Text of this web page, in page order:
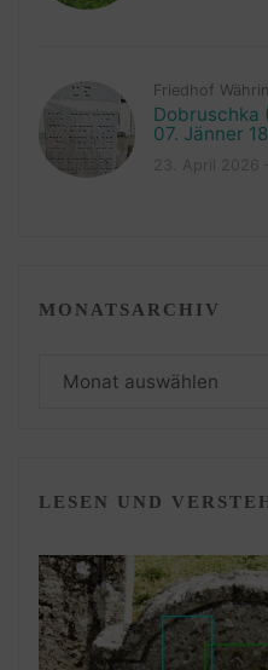
Friedhof
Dobruschka
07. Jänner
MONATSARCHIV
LESEN UND